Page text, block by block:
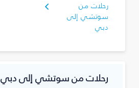
رحلات من
سوتشي إلى
دبي
رحلات من سوتشي إلى دبي